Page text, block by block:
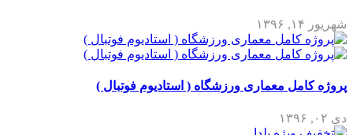
شهریور ۱۴, ۱۳۹۶
پروژه کامل معماری ورزشگاه ( استادیوم فوتبال )
دی ۰۲, ۱۳۹۶